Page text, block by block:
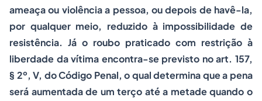
ameaça ou violência a pessoa, ou depois de havê-la,
por qualquer meio, reduzido à impossibilidade de
resistência. Já o roubo praticado com restrição à
liberdade da vítima encontra-se previsto no art. 157,
§ 2º, V, do Código Penal, o qual determina que a pena
será aumentada de um terço até a metade quando o